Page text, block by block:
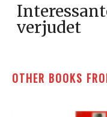
verjudet
OTHER BOOKS